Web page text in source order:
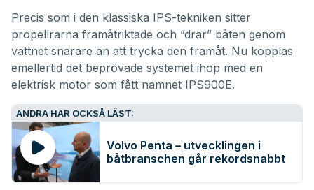
Precis som i den klassiska IPS-tekniken sitter
propellrarna framåtriktade och ”drar” båten genom
vattnet snarare än att trycka den framåt. Nu kopplas
emellertid det beprövade systemet ihop med en
elektrisk motor som fått namnet IPS900E.
ANDRA HAR OCKSÅ LÄST:
Volvo Penta – utvecklingen i
båtbranschen går rekordsnabbt